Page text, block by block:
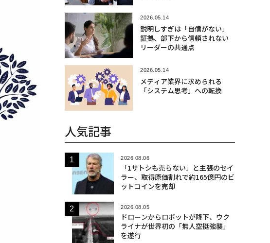
2026.05.14
説明しすぎは「自信がない」
証拠、部下から信頼されない
リーダーの共通点
2026.05.14
メディア業界に求められる
「システム思考」への転換
人気記事
2026.08.06
「1サトシも売らない」と主張のセイ
ラー、取得原価割れで約165億円のビ
ットコインを売却
2026.08.05
ドローンからロボットが降下、ウク
ライナが世界初の「無人空挺強襲」
を遂行